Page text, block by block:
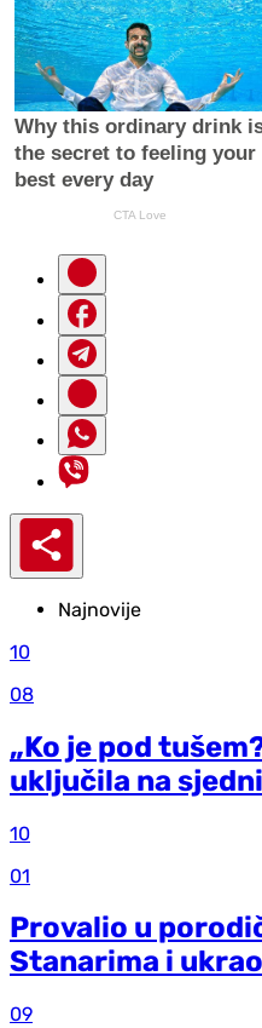
Najnovije
10
08
„Ko je pod
uključila na
10
01
Provalio u
Stanarima i
09